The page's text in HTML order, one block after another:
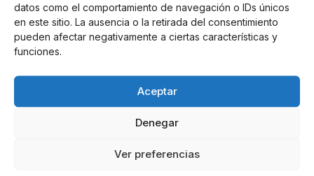
datos como el comportamiento de navegación o IDs únicos
en este sitio. La ausencia o la retirada del consentimiento
pueden afectar negativamente a ciertas características y
funciones.
Aceptar
Denegar
Ver preferencias
Online Casino
Mejores Casinos Online con Bitcoin y
Criptomonedas en Argentina 2025
Mejores casinos online con
Fortnite regresa para iOS en la Unión